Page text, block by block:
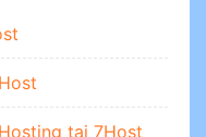
tại 7Host